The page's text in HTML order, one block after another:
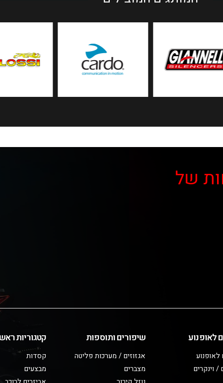
של
לאופנוע
לאופנוע
/ וינקרים
שיפורים ותוספות
אגזוזים / מערכות פליטה
מצברים
קטגוריות
קסדות
מבצעים